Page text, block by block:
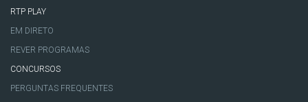
RTP PLAY
EM DIRETO
REVER PROGRAMAS
CONCURSOS
PERGUNTAS FREQUENTES